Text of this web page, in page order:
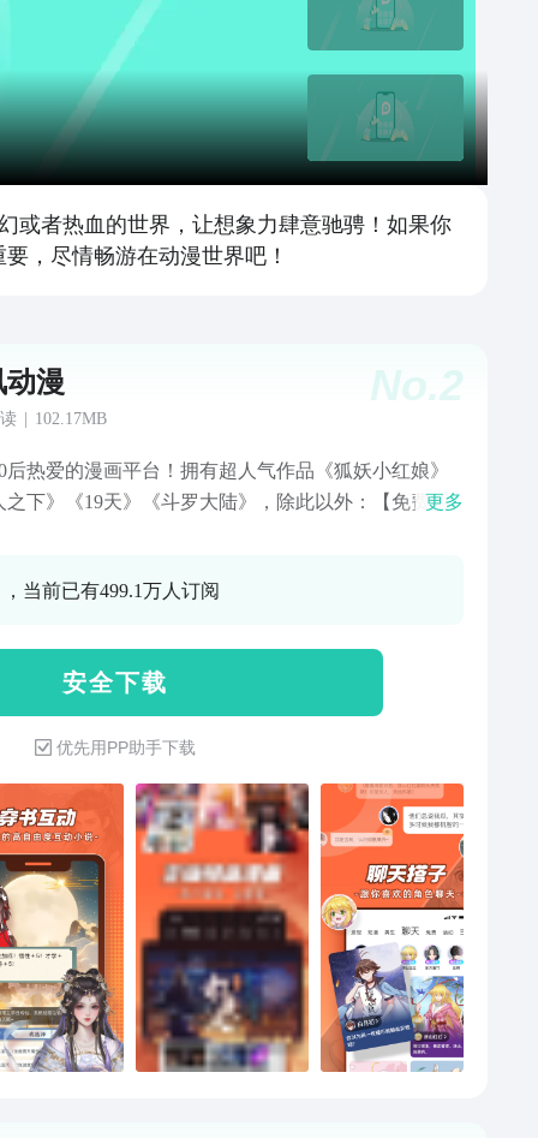
或者热血的世界，让想象力肆意驰骋！如果你
，尽情畅游在动漫世界吧！
No.2
动漫
102.17MB
后热爱的漫画平台！拥有超人气作品《狐妖小红娘》
之下》《19天》《斗罗大陆》，除此以外：【免费频
想扛她回家/免费频道每日上新，365天日更无休。★三
四光年外的三体星球发来了警告。面对一场实力悬殊
战争，地球人精心策划的“面壁者计划”被逐步破解，
将毁灭的危机。【狐妖小红娘】世上有人有妖，妖与
。人会投胎转世，但投胎以后，不记得上辈子的爱。
痴情的话，就去找狐妖“购买”一项服务，让投胎转世
回忆起前世的爱。【一人之下】“如果有一天，你发现
别人不一样”。为了解开爷爷和自身秘密的张楚岚和没
记忆“不死少女”冯宝宝开启了“异人”之旅。还有“航海
贼王），火影忍者、传武、通灵妃、琅寰书院、斗罗
”等三万多部热门漫画等你来撩，涵盖日韩，少女，热
疑，耽美，科幻，治愈，校园等各类题材满足你口
十播放量过亿国漫动画等你看★【狐妖小红娘】B站
放量破亿的国产动画，全网播放量超32亿，口碑爆
章“竹叶篇”3月正式开播。【一人之下】首部登上日本
更多
当前已有499.1万人订阅
安 全 下 载
优先用PP助手下载